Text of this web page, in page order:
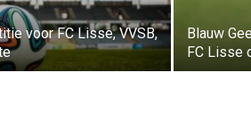
voor FC Lisse, VVSB,
Blauw
FC Lisse